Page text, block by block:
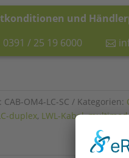
und
0391 / 25 19 6000
CAB-OM4-LC-SC Kategorien:
duplex, LWL-Kabel,